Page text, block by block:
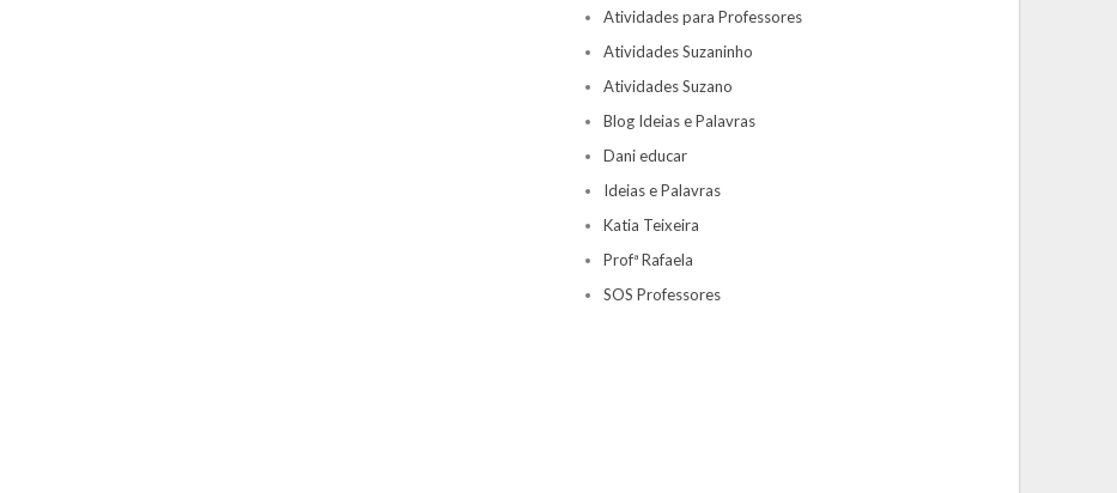
Atividades para Professores
Atividades Suzaninho
Atividades Suzano
Blog Ideias e Palavras
Dani educar
Ideias e Palavras
Katia Teixeira
Profª Rafaela
SOS Professores